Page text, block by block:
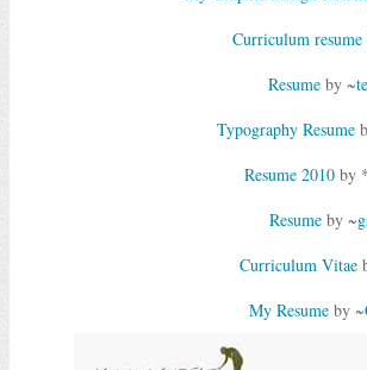
Curriculum resume
Resume by ~
Typography Resume
Resume 2010by *
Resume by ~
Curriculum Vitae
My Resume by ~